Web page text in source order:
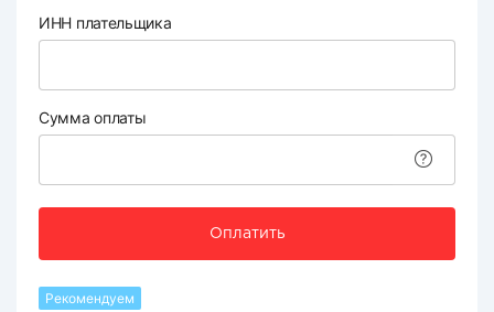
ИНН плательщика
Сумма оплаты
Оплатить
Рекомендуем